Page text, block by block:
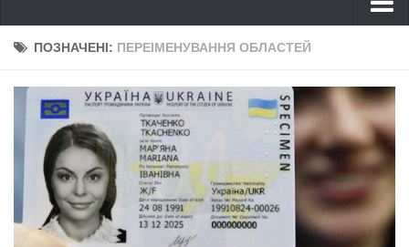
Україна
Дніпро
Львів
Івано-Франківськ
Харків
Донбас
ПОЗНАЧЕНІ: ПЕРЕІМЕНУВАННЯ ОБЛАСТЕЙ